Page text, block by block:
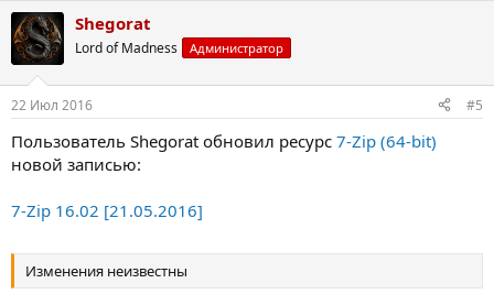
к
ц
и
Shegorat
Lord of Madness Администратор
22 Июл 2016 #5
Пользователь Shegorat обновил ресурс 7-Zip (64-bit)
новой записью:
7-Zip 16.02 [21.05.2016]
Изменения неизвестны